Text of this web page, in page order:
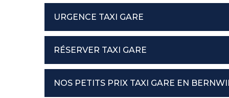
URGENCE TAXI GARE
RÉSERVER TAXI GARE
NOS PETITS PRIX TAXI GARE EN